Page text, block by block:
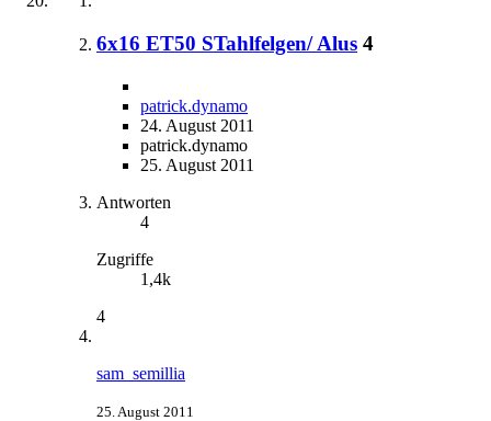
6x16 ET50 STahlfelgen/ Alus 4
patrick.dynamo
24. August 2011
patrick.dynamo
25. August 2011
Antworten
4
Zugriffe
1,4k
4
sam_semillia
25. August 2011